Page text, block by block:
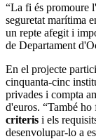
“La fi és promoure
seguretat marítima
un repte afegit i
de Departament
En el projecte
cinquanta-cinc
privades i compta
d'euros. “També ho
criteris i els
desenvolupar-lo a